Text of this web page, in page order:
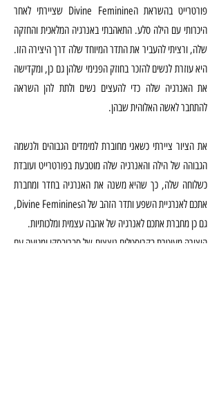
פורטרייט בהשראת הDivine Feminine שציירתי לאחר
היכרותי עם הילה סלע. התאהבתי באנרגיה המלאכית והחזקה
שלה, ורציתי להעביר את התדר המיוחד שלה דרך היצירה הזו.
היא עוזרת לנשים להזכר בחוזק הפנימי שלהן גם כן, ומקדישה
את האנרגיה שלה כדי להעצים נשים ולתת להן השראה
להתחבר לאשה האלוהית שבהן.
את הציור ציירתי כשאני מחוברת למימדים הגבוהים ולנשמה
הגבוהה של הילה והאנרגיה שלה מוטבעת בפורטרייט ועובדת
כשלוחה שלה, כך שהיא משנה את האנרגיה בחדר ומחברת
אתכם לאנרגיית השפע ותדר הזהב של הDivine Feminines,
גם כן מחברת אתכם לאנרגיה של אהבה עצמית ומלכותיות.
היצירה מעוטרת בקריסטלים נוצצים של סברובסקי ומגיעה עם